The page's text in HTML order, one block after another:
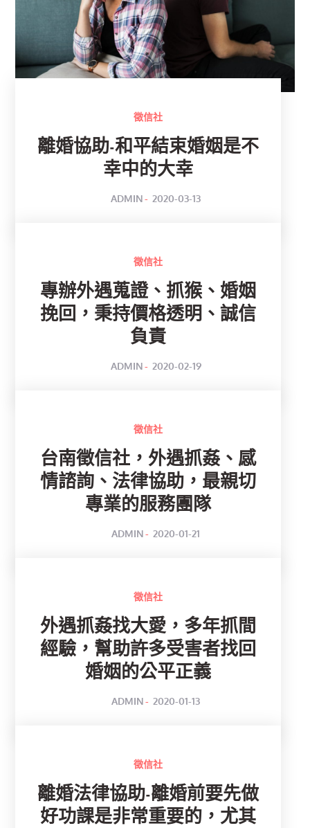
徵信社
離婚協助-和平結束婚姻是不
幸中的大幸
ADMIN
POSTED
2020-03-13
徵信社
專辦外遇蒐證、抓猴、婚姻
挽回，秉持價格透明、誠信
負責
ADMIN
POSTED
2020-02-19
徵信社
台南徵信社，外遇抓姦、感
情諮詢、法律協助，最親切
專業的服務團隊
ADMIN
POSTED
2020-01-21
徵信社
外遇抓姦找大愛，多年抓間
經驗，幫助許多受害者找回
婚姻的公平正義
ADMIN
POSTED
2020-01-13
徵信社
離婚法律協助-離婚前要先做
好功課是非常重要的，尤其